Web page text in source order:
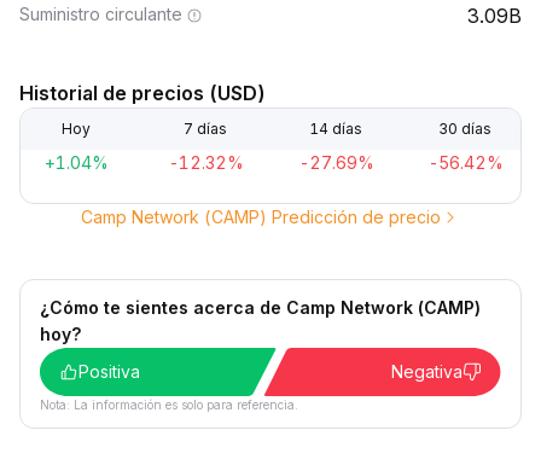
Suministro circulante 3.09B
Historial de precios (USD)
Hoy 7 días 14 días 30 días
+1.04% -12.32% -27.69% -56.42%
Camp Network (CAMP) Predicción de precio
¿Cómo te sientes acerca de Camp Network (CAMP)
hoy?
Positiva
Negativa
Nota: La información es solo para referencia.